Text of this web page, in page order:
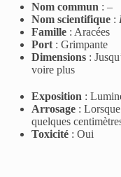
Nom commun : –
Nom scientifique :
Famille : Aracées
Port : Grimpante
Dimensions :
voire plus
Exposition :
Arrosage :
quelques
Toxicité : Oui